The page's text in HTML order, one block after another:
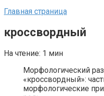
Главная страница
кроссвордный
На чтение: 1 мин
Морфологический
«кроссвордный»:
морфологические